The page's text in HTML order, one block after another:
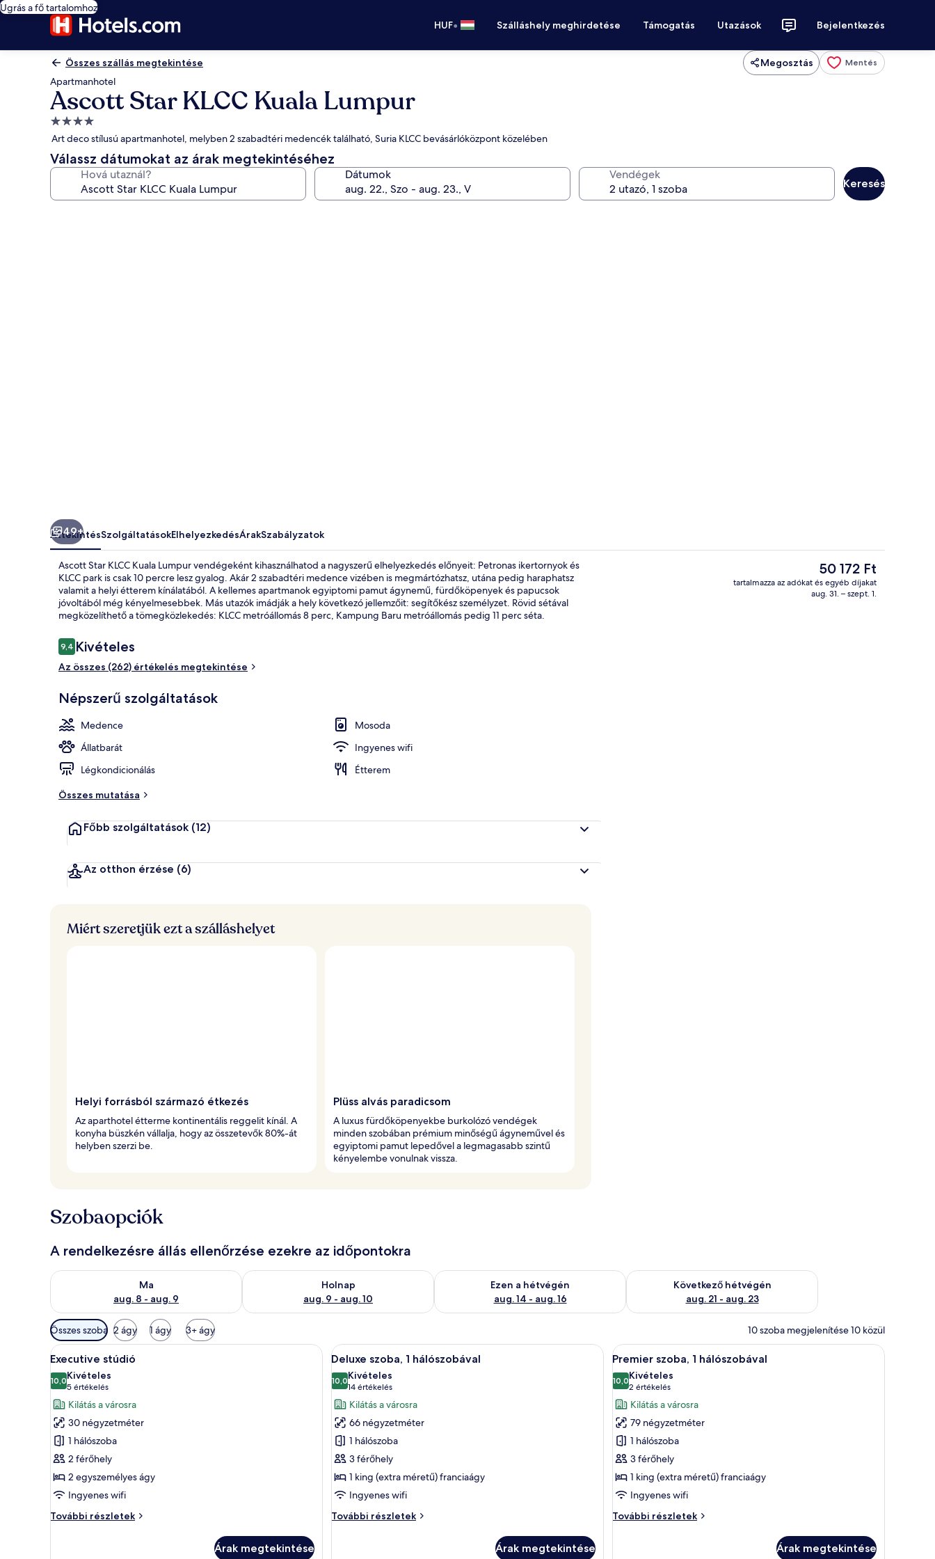
Ugrás a fő tartalomhoz
HUF• Szálláshely meghirdetése Támogatás Utazások Bejelentkezés
Összes szállás megtekintése Megosztás Mentés
Apartmanhotel
Ascott Star KLCC Kuala Lumpur
4.0
csillagos
szálláshely
Art deco stílusú apartmanhotel, melyben 2 szabadtéri medencék található, Suria KLCC bevásárlóközpont közelében
Válassz dátumokat az árak megtekintéséhez
Hová utaznál? Dátumok Vendégek
Keresés
49+
ÁttekintésSzolgáltatásokElhelyezkedésÁrakSzabályzatok
Ascott Star KLCC Kuala Lumpur vendégeként kihasználhatod a nagyszerű elhelyezkedés előnyeit: Petronas ikertornyok és
KLCC park is csak 10 percre lesz gyalog. Akár 2 szabadtéri medence vizében is megmártózhatsz, utána pedig haraphatsz
valamit a helyi étterem kínálatából. A kellemes apartmanok egyiptomi pamut ágynemű, fürdőköpenyek és papucsok
jóvoltából még kényelmesebbek. Más utazók imádják a hely következó jellemzőit: segítőkész személyzet. Rövid sétával
megközelíthető a tömegközlekedés: KLCC metróállomás 8 perc, Kampung Baru metróállomás pedig 11 perc séta.
Értékelések
9,49,4 ennyiből: 10
Kivételes
Az összes (262) értékelés megtekintése
Népszerű szolgáltatások
Medence
Mosoda
Állatbarát
Ingyenes wifi
Légkondicionálás
Étterem
Összes mutatása
Főbb szolgáltatások (12)
Az otthon érzése (6)
A
jelenlegi
ár
50 172 Ft
tartalmazza az adókat és egyéb díjakat
aug. 31. – szept. 1.
Miért szeretjük ezt a szálláshelyet
Helyi forrásból származó étkezés
Az aparthotel étterme kontinentális reggelit kínál. A
konyha büszkén vállalja, hogy az összetevők 80%-át
helyben szerzi be.
Plüss alvás paradicsom
A luxus fürdőköpenyekbe burkolózó vendégek
minden szobában prémium minőségű ágyneművel és
egyiptomi pamut lepedővel a legmagasabb szintű
kényelembe vonulnak vissza.
Szobaopciók
A rendelkezésre állás ellenőrzése ezekre az időpontokra
Ma
aug. 8 - aug. 9
A ma esti rendelkezésre állás ellenőrzése: aug. 8 - aug. 9
Holnap
aug. 9 - aug. 10
A holnapi rendelkezésre állás ellenőrzése: aug. 9 - aug. 10
Ezen a hétvégén
aug. 14 - aug. 16
A mostani hétvégi rendelkezésre állás ellenőrzése: aug. 14 - aug. 16
Következő hétvégén
aug. 21 - aug. 23
A következő hétvégi rendelkezésre állás ellenőrzése: aug. 21
Szobákhoz
rendelkezésre
álló
szűrők
Összes szoba 2 ágy 1 ágy 3+ ágy 10 szoba megjelenítése 10 közül
A
következő
szoba
összes
képének
megtekintése:
Executive
stúdió
Egy modern szállodai szoba, amelyben egy nagy ágy, éjjeliszekrények, íróasztal és egy síkképernyős televízió található.
6
Executive stúdió
10,010-ből 10,0
Kivételes
5 értékelés
(5
értékelés)
Kilátás a városra
30 négyzetméter
1 hálószoba
2 férőhely
2 egyszemélyes ágy
Ingyenes wifi
További részletek
Executive
Árak megtekintése
A
következő
szoba
összes
képének
megtekintése:
Deluxe
szoba,
1
hálószobával
Egy modern szállodai szoba, amelyben egy nagy ágy, egy laptopos íróasztal, egy szék, egy virágvázával
7
Deluxe szoba, 1 hálószobával
10,010-ből 10,0
Kivételes
14 értékelés
(14
értékelés)
Kilátás a városra
66 négyzetméter
1 hálószoba
3 férőhely
1 king (extra méretű) franciaágy
Ingyenes wifi
További részletek
Deluxe
Árak megtekintése
A
következő
szoba
összes
képének
megtekintése:
Premier
szoba,
1
hálószobával
Egy modern konyha fehér szekrényekkel,
9
Premier szoba, 1 hálószobával
10,010-ből 10,0
Kivételes
2 értékelés
(2
értékelés)
Kilátás a városra
79 négyzetméter
1 hálószoba
3 férőhely
1 king (extra méretű) franciaágy
Ingyenes wifi
További részletek
Premier
Árak megtekintése